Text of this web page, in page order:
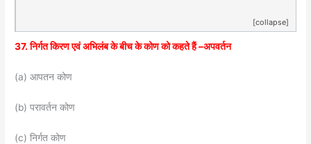
[collapse]
37. निर्गत किरण एवं अभिलंब के बीच के कोण को कहते हैं –अपवर्तन
(a) आपतन कोण
(b) परावर्तन कोण
(c) निर्गत कोण